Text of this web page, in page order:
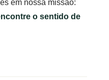
em nossa missão:
o sentido de